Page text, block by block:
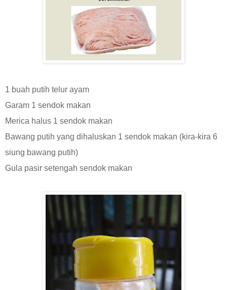
1 buah putih telur ayam
Garam 1 sendok makan
Merica halus 1 sendok makan
Bawang putih yang dihaluskan 1 sendok makan (kira-kira 6
siung bawang putih)
Gula pasir setengah sendok makan